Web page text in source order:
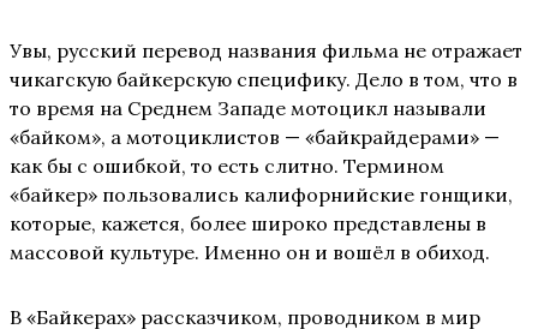
Увы, русский перевод названия фильма не отражает
чикагскую байкерскую специфику. Дело в том, что в
то время на Среднем Западе мотоцикл называли
«байком», а мотоциклистов — «байкрайдерами» —
как бы с ошибкой, то есть слитно. Термином
«байкер» пользовались калифорнийские гонщики,
которые, кажется, более широко представлены в
массовой культуре. Именно он и вошёл в обиход.
В «Байкерах» рассказчиком, проводником в мир